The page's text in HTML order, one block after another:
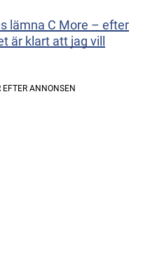
lämna C More – efter
är klart att jag vill